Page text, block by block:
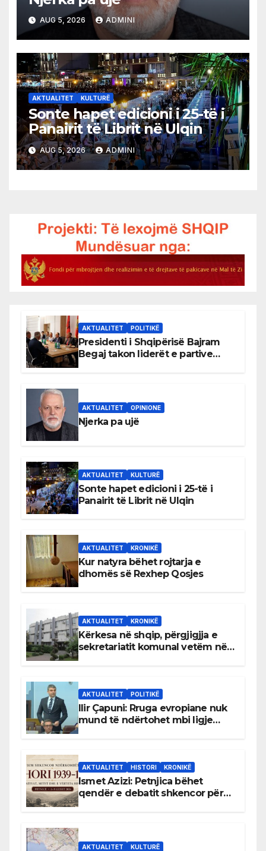
AUG 5, 2026 ADMINI
AKTUALITET KULTURË
Sonte hapet edicioni i 25-të i
Panairit të Librit në Ulqin
AUG 5, 2026 ADMINI
AKTUALITET POLITIKË
Presidenti i Shqipërisë Bajram
Begaj takon liderët e partive
AKTUALITET OPINIONE
Njerka pa ujë
AKTUALITET KULTURË
Sonte hapet edicioni i 25-të i
Panairit të Librit në Ulqin
AKTUALITET KRONIKË
Kur natyra bëhet rojtarja e
dhomës së Rexhep Qosjes
AKTUALITET KRONIKË
Kërkesa në shqip, përgjigjja e
sekretariatit komunal vetëm në
AKTUALITET POLITIKË
Ilir Çapuni: Rruga evropiane nuk
mund të ndërtohet mbi ligje
AKTUALITET HISTORI KRONIKË
Ismet Azizi: Petnjica bëhet
qendër e debatit shkencor për
AKTUALITET KULTURË